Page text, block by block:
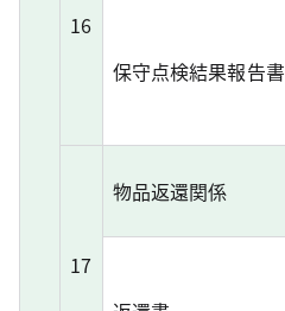
16
保守点検結果報告書
17
物品返還関係